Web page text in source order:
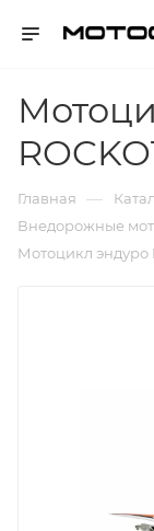
Главная —
Внедорожные
Мотоцикл эндуро